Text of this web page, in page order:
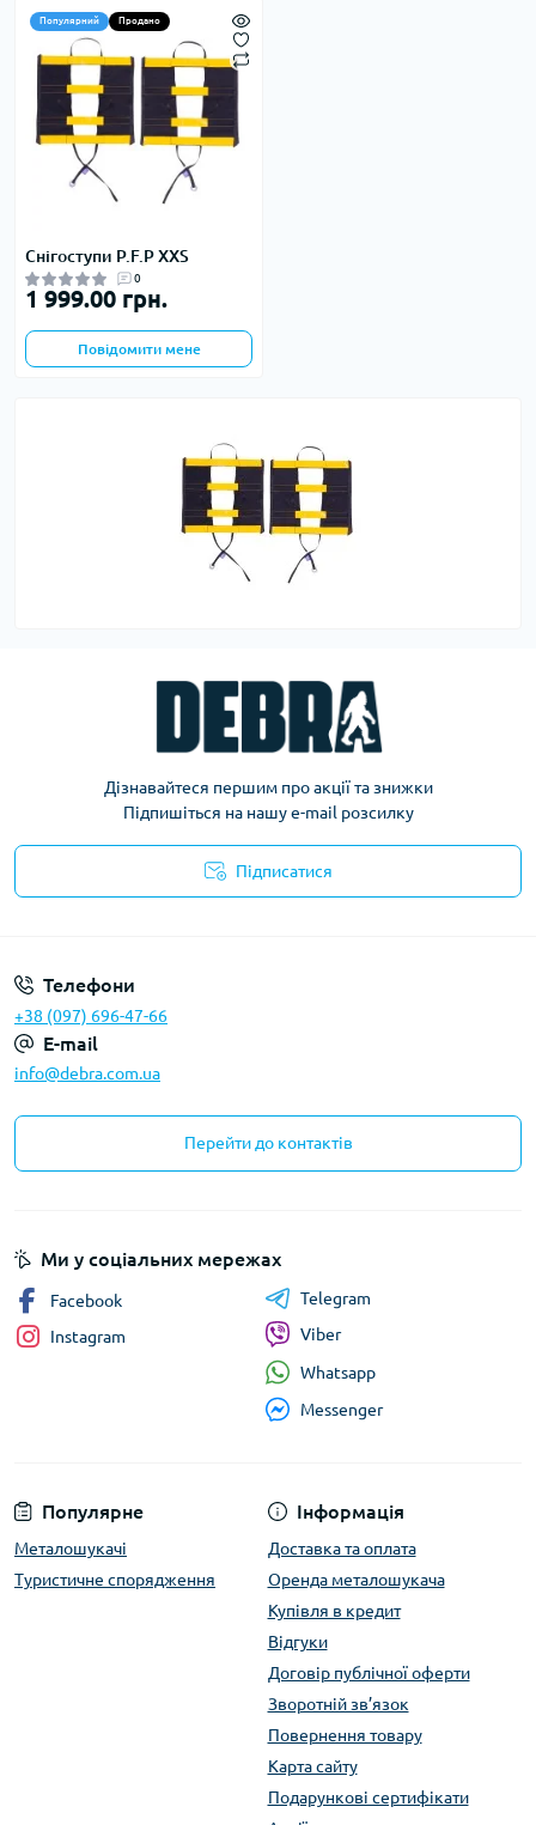
Популярний Продано
Снігоступи P.F.P XXS
0
1 999.00 грн.
Повідомити мене
Дізнавайтеся першим про акції та знижки
Підпишіться на нашу e-mail розсилку
Підписатися
Телефони
+38 (097) 696-47-66
E-mail
info@debra.com.ua
Перейти до контактів
Популярне
Металошукачі
Туристичне спорядження
Інформація
Доставка та оплата
Оренда металошукача
Купівля в кредит
Відгуки
Договір публічної оферти
Зворотній зв’язок
Повернення товару
Карта сайту
Подарункові сертифікати
Ми у соціальних мережах
Facebook
Instagram
Telegram
Viber
Whatsapp
Messenger